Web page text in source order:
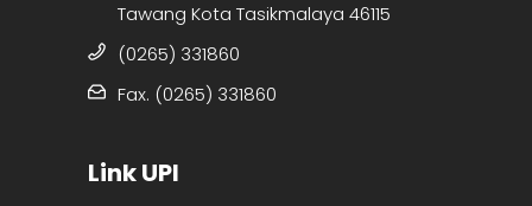
Tawang Kota Tasikmalaya 46115
(0265) 331860
Fax. (0265) 331860
Link UPI